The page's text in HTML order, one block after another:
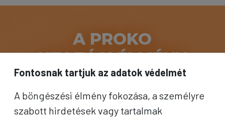
A PROKO
UTAZÁSI ÉLMÉNY
HOGYAN MŰKÖDNEK AZ
ÚTJAINK?
Ismerje meg, hogyan tesszük
Fontosnak tartjuk az adatok védelmét
A böngészési élmény fokozása, a személyre
szabott hirdetések vagy tartalmak